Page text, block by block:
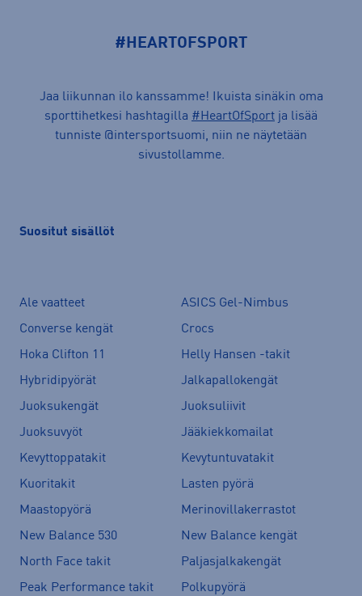
#HEARTOFSPORT
Jaa liikunnan ilo kanssamme! Ikuista sinäkin oma
sporttihetkesi hashtagilla #HeartOfSport ja lisää
tunniste @intersportsuomi, niin ne näytetään
sivustollamme.
Suositut sisällöt
Ale vaatteet
ASICS Gel-Nimbus
Converse kengät
Crocs
Hoka Clifton 11
Helly Hansen -takit
Hybridipyörät
Jalkapallokengät
Juoksukengät
Juoksuliivit
Juoksuvyöt
Jääkiekkomailat
Kevyttoppatakit
Kevytuntuvatakit
Kuoritakit
Lasten pyörä
Maastopyörä
Merinovillakerrastot
New Balance 530
New Balance kengät
North Face takit
Paljasjalkakengät
Peak Performance takit
Polkupyörä